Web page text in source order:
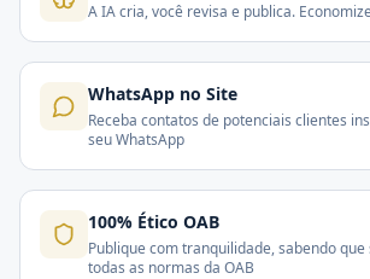
A IA cria, você revisa e publica.
WhatsApp no Site
Receba contatos de potenciais clientes
seu WhatsApp
100% Ético OAB
Publique com tranquilidade, sabendo
todas as normas da OAB